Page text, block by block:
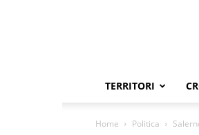
TERRITORI
Home Politica